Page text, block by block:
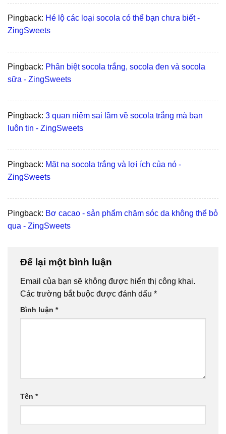
Pingback: Hé lộ các loại socola có thể bạn chưa biết -
ZingSweets
Pingback: Phân biệt socola trắng, socola đen và socola
sữa - ZingSweets
Pingback: 3 quan niệm sai lầm về socola trắng mà bạn
luôn tin - ZingSweets
Pingback: Mặt nạ socola trắng và lợi ích của nó -
ZingSweets
Pingback: Bơ cacao - sản phẩm chăm sóc da không thể bỏ
qua - ZingSweets
Để lại một bình luận
Email của bạn sẽ không được hiển thị công khai.
Các trường bắt buộc được đánh dấu *
Bình luận *
Tên *